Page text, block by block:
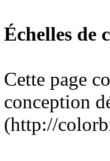
Échelles de
Cette page
conception
(http://